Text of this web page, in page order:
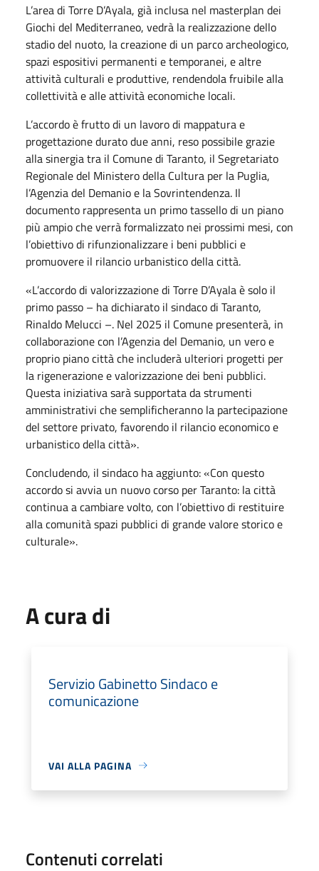
L’area di Torre D’Ayala, già inclusa nel masterplan dei
Giochi del Mediterraneo, vedrà la realizzazione dello
stadio del nuoto, la creazione di un parco archeologico,
spazi espositivi permanenti e temporanei, e altre
attività culturali e produttive, rendendola fruibile alla
collettività e alle attività economiche locali.
L’accordo è frutto di un lavoro di mappatura e
progettazione durato due anni, reso possibile grazie
alla sinergia tra il Comune di Taranto, il Segretariato
Regionale del Ministero della Cultura per la Puglia,
l’Agenzia del Demanio e la Sovrintendenza. Il
documento rappresenta un primo tassello di un piano
più ampio che verrà formalizzato nei prossimi mesi, con
l’obiettivo di rifunzionalizzare i beni pubblici e
promuovere il rilancio urbanistico della città.
«L’accordo di valorizzazione di Torre D’Ayala è solo il
primo passo – ha dichiarato il sindaco di Taranto,
Rinaldo Melucci –. Nel 2025 il Comune presenterà, in
collaborazione con l’Agenzia del Demanio, un vero e
proprio piano città che includerà ulteriori progetti per
la rigenerazione e valorizzazione dei beni pubblici.
Questa iniziativa sarà supportata da strumenti
amministrativi che semplificheranno la partecipazione
del settore privato, favorendo il rilancio economico e
urbanistico della città».
Concludendo, il sindaco ha aggiunto: «Con questo
accordo si avvia un nuovo corso per Taranto: la città
continua a cambiare volto, con l’obiettivo di restituire
alla comunità spazi pubblici di grande valore storico e
culturale».
A cura di
Servizio Gabinetto Sindaco e
comunicazione
VAI ALLA PAGINA
Contenuti correlati